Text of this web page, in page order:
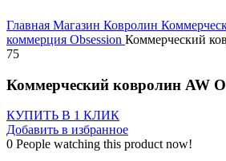
Главная Магазин Ковролин
коммерция Obsession Коммерческий
75
Коммерческий ковролин AW
КУПИТЬ В 1 КЛИК
Добавить в избранное
0 People watching this product now!